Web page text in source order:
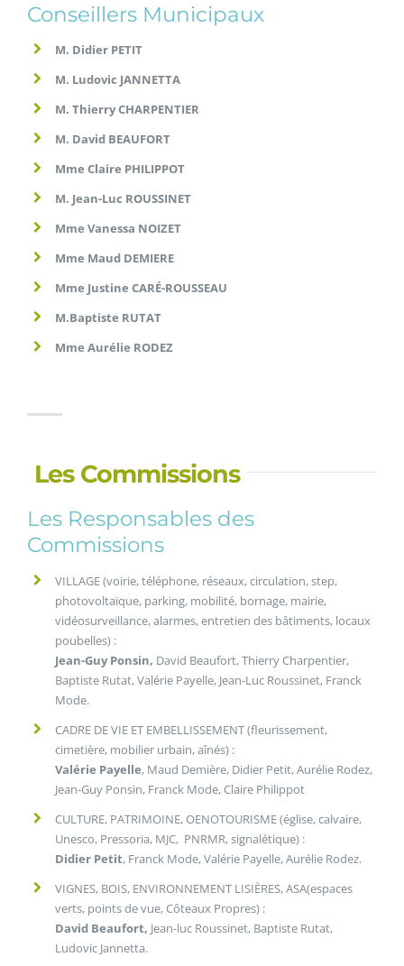
Conseillers Municipaux
M. Didier PETIT
M. Ludovic JANNETTA
M. Thierry CHARPENTIER
M. David BEAUFORT
Mme Claire PHILIPPOT
M. Jean-Luc ROUSSINET
Mme Vanessa NOIZET
Mme Maud DEMIERE
Mme Justine CARÉ-ROUSSEAU
M.Baptiste RUTAT
Mme Aurélie RODEZ
Les Commissions
Les Responsables des
Commissions
VILLAGE (voirie, téléphone, réseaux, circulation, step,
photovoltaïque, parking, mobilité, bornage, mairie,
vidéosurveillance, alarmes, entretien des bâtiments, locaux
poubelles) :
Jean-Guy Ponsin, David Beaufort, Thierry Charpentier,
Baptiste Rutat, Valérie Payelle, Jean-Luc Roussinet, Franck
Mode.
CADRE DE VIE ET EMBELLISSEMENT (fleurissement,
cimetière, mobilier urbain, aînés) :
Valérie Payelle, Maud Demière, Didier Petit, Aurélie Rodez,
Jean-Guy Ponsin, Franck Mode, Claire Philippot
CULTURE, PATRIMOINE, OENOTOURISME (église, calvaire,
Unesco, Pressoria, MJC, PNRMR, signalétique) :
Didier Petit, Franck Mode, Valérie Payelle, Aurélie Rodez.
VIGNES, BOIS, ENVIRONNEMENT LISIÈRES, ASA(espaces
verts, points de vue, Côteaux Propres) :
David Beaufort, Jean-luc Roussinet, Baptiste Rutat,
Ludovic Jannetta.